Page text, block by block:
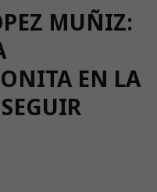
MUÑIZ:
EN LA